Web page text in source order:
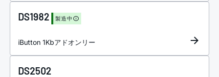
DS1982 製造中
iButton 1Kbアドオンリー
DS2502